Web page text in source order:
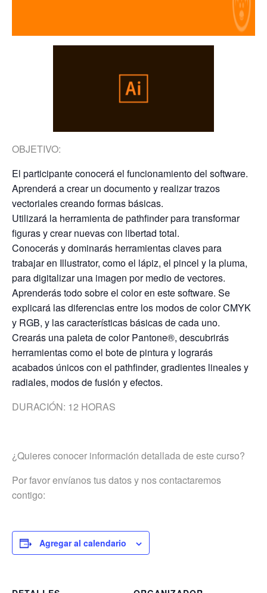
OBJETIVO:
El participante conocerá el funcionamiento del software.
Aprenderá a crear un documento y realizar trazos
vectoriales creando formas básicas.
Utilizará la herramienta de pathfinder para transformar
figuras y crear nuevas con libertad total.
Conocerás y dominarás herramientas claves para
trabajar en Illustrator, como el lápiz, el pincel y la pluma,
para digitalizar una imagen por medio de vectores.
Aprenderás todo sobre el color en este software. Se
explicará las diferencias entre los modos de color CMYK
y RGB, y las características básicas de cada uno.
Crearás una paleta de color Pantone®, descubrirás
herramientas como el bote de pintura y lograrás
acabados únicos con el pathfinder, gradientes lineales y
radiales, modos de fusión y efectos.
DURACIÓN: 12 HORAS
¿Quieres conocer información detallada de este curso?
Por favor envíanos tus datos y nos contactaremos
contigo:
Agregar al calendario